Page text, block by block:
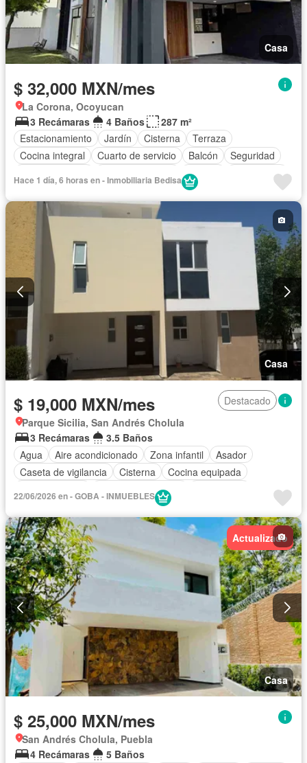
Casa
$ 32,000 MXN/mes
La Corona, Ocoyucan
3 Recámaras
4 Baños
287 m²
Estacionamiento
Jardín Cisterna
Terraza
Cocina integral
Cuarto de servicio Balcón
Seguridad
Bodega
Electricidad
Recámara con closet
Vista panorámica
Caseta de vigilancia
Hace 1 día, 6 horas en - Inmobiliaria Bedisa
Casa
$ 19,000 MXN/mes
Destacado
Parque Sicilia, San Andrés Cholula
3 Recámaras
3.5 Baños
Agua
Aire acondicionado Zona infantil
Asador
Caseta de vigilancia
Cisterna
Cocina equipada
Cuarto de Limpieza
Recámara con closet
Zonas verdes
Permite mascotas Sin amueblar
22/06/2026 en - GOBA - INMUEBLES
Actualizado
Casa
$ 25,000 MXN/mes
San Andrés Cholula, Puebla
4 Recámaras
5 Baños